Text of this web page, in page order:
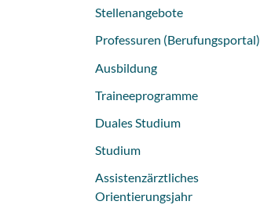
Stellenangebote
Professuren (Berufungsportal)
Ausbildung
Traineeprogramme
Duales Studium
Studium
Assistenzärztliches
Orientierungsjahr